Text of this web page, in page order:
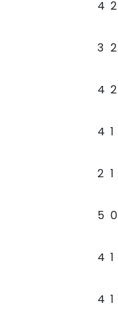
4 2
3 2
4 2
4 1
2 1
5 0
4 1
4 1